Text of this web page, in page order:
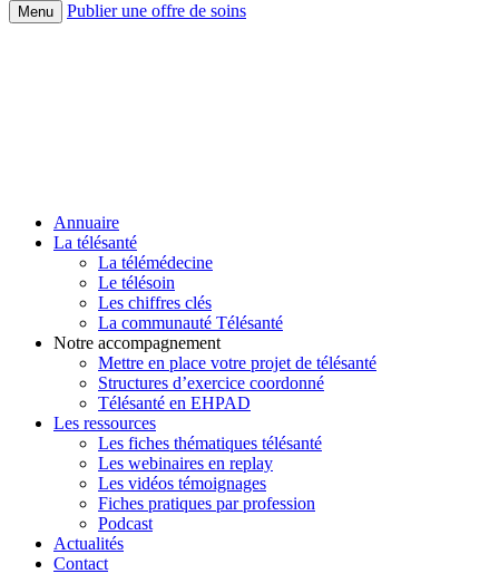
Menu Publier une offre de soins
Annuaire
La télésanté
La télémédecine
Le télésoin
Les chiffres clés
La communauté Télésanté
Notre accompagnement
Mettre en place votre projet de télésanté
Structures d’exercice coordonné
Télésanté en EHPAD
Les ressources
Les fiches thématiques télésanté
Les webinaires en replay
Les vidéos témoignages
Fiches pratiques par profession
Podcast
Actualités
Contact